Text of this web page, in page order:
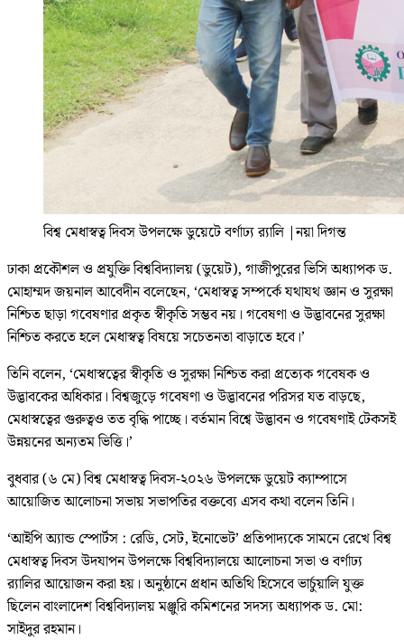
বিশ্ব মেধাস্বত্ব দিবস উপলক্ষে ডুয়েটে বর্ণাঢ্য র‍্যালি |নয়া দিগন্ত
ঢাকা প্রকৌশল ও প্রযুক্তি বিশ্ববিদ্যালয় (ডুয়েট), গাজীপুরের ভিসি অধ্যাপক ড.
মোহাম্মদ জয়নাল আবেদীন বলেছেন, ‘মেধাস্বত্ব সম্পর্কে যথাযথ জ্ঞান ও সুরক্ষা
নিশ্চিত ছাড়া গবেষণার প্রকৃত স্বীকৃতি সম্ভব নয়। গবেষণা ও উদ্ভাবনের সুরক্ষা
নিশ্চিত করতে হলে মেধাস্বত্ব বিষয়ে সচেতনতা বাড়াতে হবে।’
তিনি বলেন, ‘মেধাস্বত্বের স্বীকৃতি ও সুরক্ষা নিশ্চিত করা প্রত্যেক গবেষক ও
উদ্ভাবকের অধিকার। বিশ্বজুড়ে গবেষণা ও উদ্ভাবনের পরিসর যত বাড়ছে,
মেধাস্বত্বের গুরুত্বও তত বৃদ্ধি পাচ্ছে। বর্তমান বিশ্বে উদ্ভাবন ও গবেষণাই টেকসই
উন্নয়নের অন্যতম ভিত্তি।’
বুধবার (৬ মে) বিশ্ব মেধাস্বত্ব দিবস-২০২৬ উপলক্ষে ডুয়েট ক্যাম্পাসে
আয়োজিত আলোচনা সভায় সভাপতির বক্তব্যে এসব কথা বলেন তিনি।
‘আইপি অ্যান্ড স্পোর্টস : রেডি, সেট, ইনোভেট’ প্রতিপাদ্যকে সামনে রেখে বিশ্ব
মেধাস্বত্ব দিবস উদযাপন উপলক্ষে বিশ্ববিদ্যালয়ে আলোচনা সভা ও বর্ণাঢ্য
র‍্যালির আয়োজন করা হয়। অনুষ্ঠানে প্রধান অতিথি হিসেবে ভার্চুয়ালি যুক্ত
ছিলেন বাংলাদেশ বিশ্ববিদ্যালয় মঞ্জুরি কমিশনের সদস্য অধ্যাপক ড. মো:
সাইদুর রহমান।